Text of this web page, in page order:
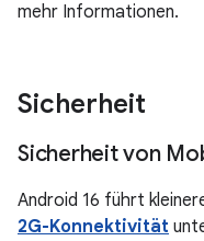
mehr Informationen.
Sicherheit
Sicherheit von
Android 16 führt
2G-Konnektivität